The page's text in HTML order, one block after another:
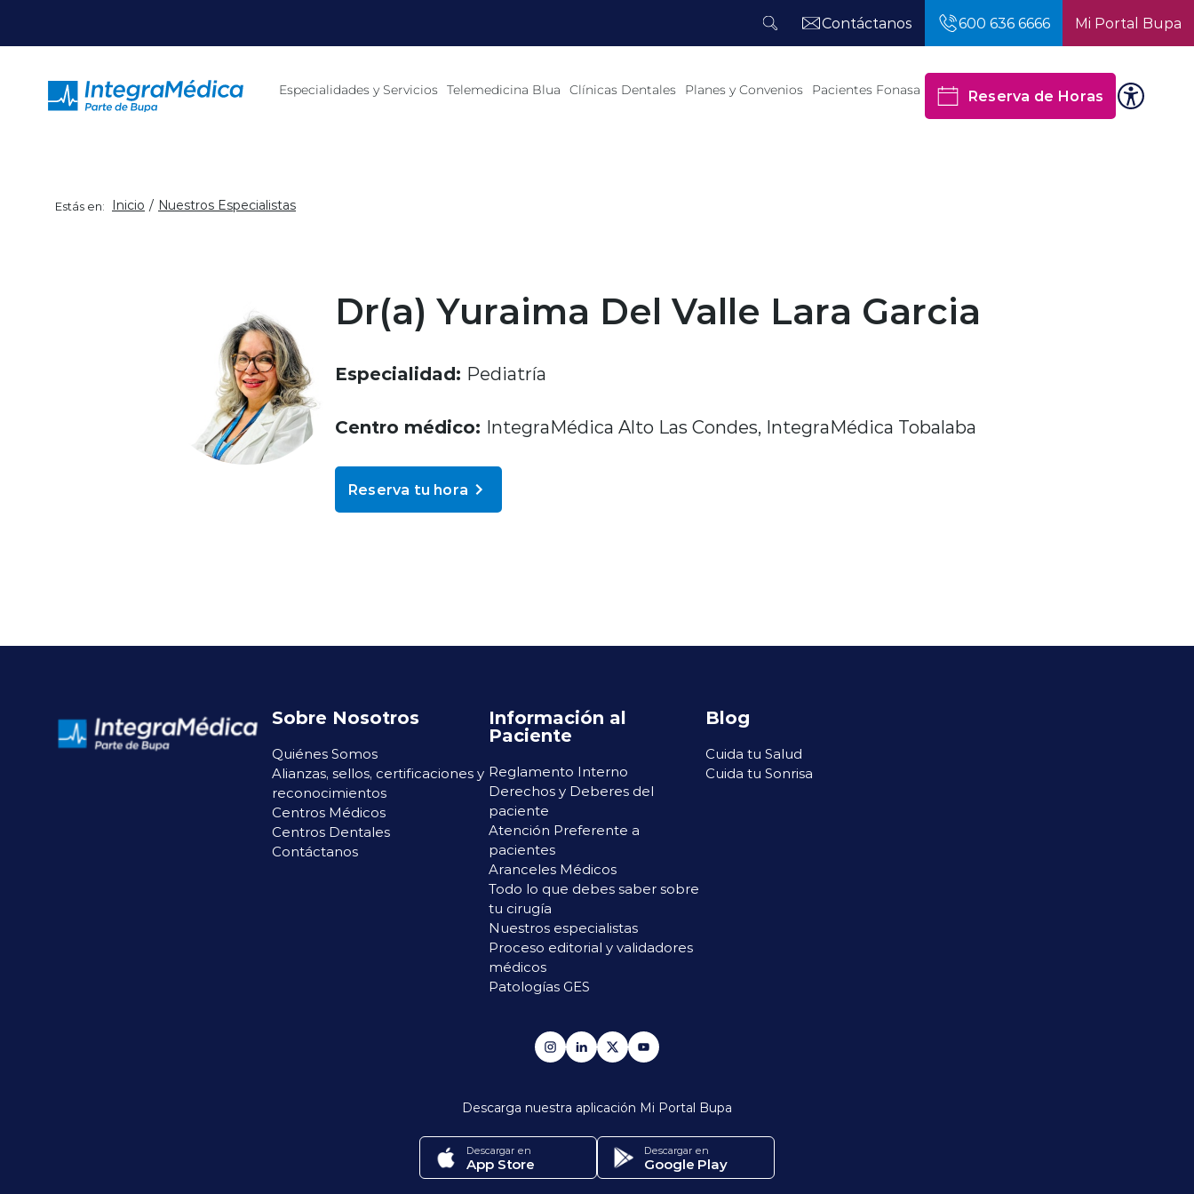
Contáctanos
600 636 6666 Mi Portal Bupa
Especialidades y Servicios Telemedicina Blua Clínicas Dentales Planes y Convenios Pacientes Fonasa Reserva de Horas
Estás en: Inicio Nuestros Especialistas
Dr(a) Yuraima Del Valle Lara Garcia
Especialidad: Pediatría
Centro médico: IntegraMédica Alto Las Condes, IntegraMédica Tobalaba
Reserva tu hora
Sobre Nosotros
Quiénes Somos
Alianzas, sellos, certificaciones y
reconocimientos
Centros Médicos
Centros Dentales
Contáctanos
Información al
Paciente
Reglamento Interno
Derechos y Deberes del
paciente
Atención Preferente a
pacientes
Aranceles Médicos
Todo lo que debes saber sobre
tu cirugía
Nuestros especialistas
Proceso editorial y validadores
médicos
Patologías GES
Blog
Cuida tu Salud
Cuida tu Sonrisa
Descarga nuestra aplicación Mi Portal Bupa
Descargar en
App Store
Descargar en
Google Play